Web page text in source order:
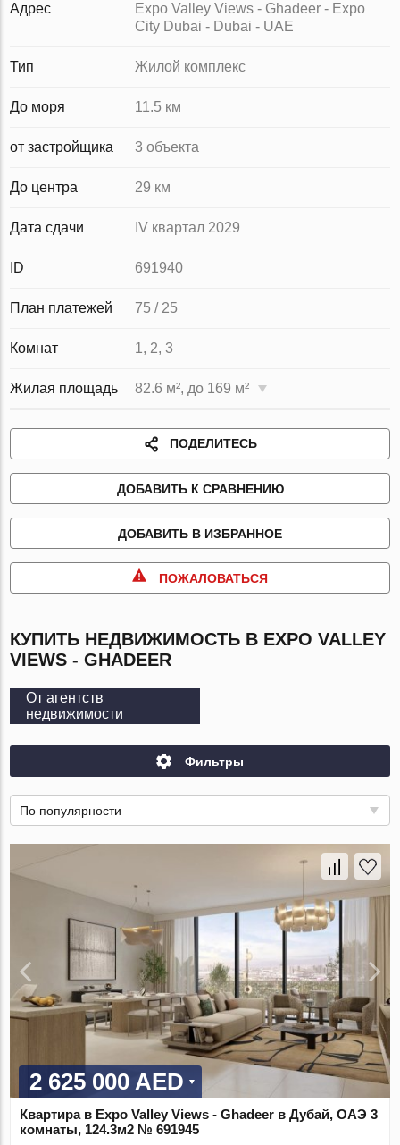
Адрес
Expo Valley Views - Ghadeer - Expo
City Dubai - Dubai - UAE
Тип Жилой комплекс
До моря 11.5 км
от застройщика 3 объекта
До центра 29 км
Дата сдачи IV квартал 2029
ID 691940
План платежей 75 / 25
Комнат 1, 2, 3
Жилая площадь 82.6 м², до 169 м²
ПОДЕЛИТЕСЬ
ДОБАВИТЬ К СРАВНЕНИЮ
ДОБАВИТЬ В ИЗБРАННОЕ
ПОЖАЛОВАТЬСЯ
КУПИТЬ НЕДВИЖИМОСТЬ В EXPO VALLEY
VIEWS - GHADEER
От агентств
недвижимости
Фильтры
По популярности
2 625 000 AED
Квартира в Expo Valley Views - Ghadeer в Дубай, ОАЭ 3
комнаты, 124.3м2 № 691945